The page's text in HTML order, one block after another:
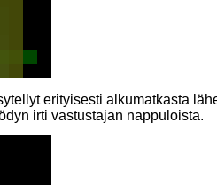
erityisesti alkumatkasta
irti vastustajan nappuloista.